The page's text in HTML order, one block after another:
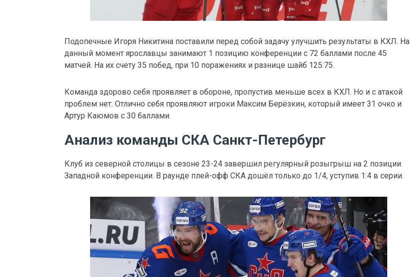
Подопечные Игоря Никитина поставили перед собой задачу улучшить результаты в КХЛ. На
данный момент ярославцы занимают 1 позицию конференции с 72 баллами после 45
матчей. На их счету 35 побед, при 10 поражениях и разнице шайб 125:75.
Команда здорово себя проявляет в обороне, пропустив меньше всех в КХЛ. Но и с атакой
проблем нет. Отлично себя проявляют игроки Максим Берёзкин, который имеет 31 очко и
Артур Каюмов с 30 баллами.
Анализ команды СКА Санкт-Петербург
Клуб из северной столицы в сезоне 23-24 завершил регулярный розыгрыш на 2 позиции
Западной конференции. В раунде плей-офф СКА дошёл только до 1/4, уступив 1:4 в серии.